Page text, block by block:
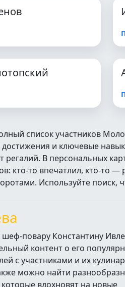
список участников
и ключевые
регалий. В персональных
кто‑то впечатлил, кто‑то
Используйте поиск,
повару Константину
контент о его
с участниками и их
можно найти
вдохновят на новые